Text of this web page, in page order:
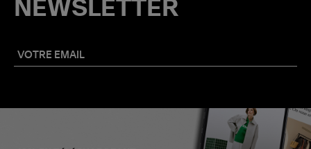
NEWSLETTER